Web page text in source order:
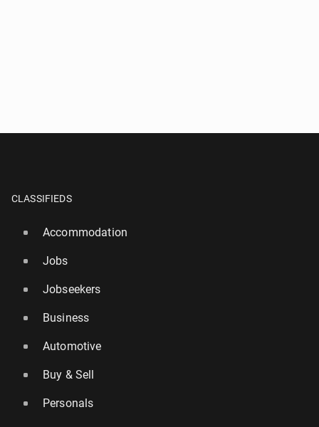
CLASSIFIEDS
Accommodation
Jobs
Jobseekers
Business
Automotive
Buy & Sell
Personals